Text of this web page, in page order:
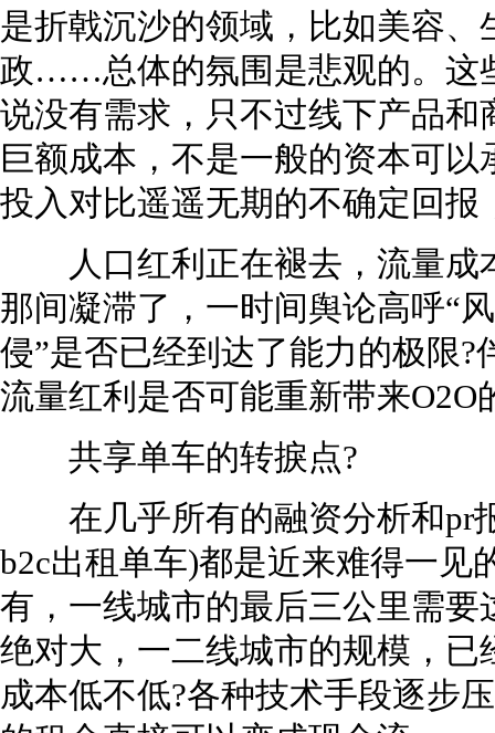
是折戟沉沙的领域，比如美容
政……总体的氛围是悲观的。这
说没有需求，只不过线下产品
巨额成本，不是一般的资本可
投入对比遥遥无期的不确定回
人口红利正在褪去，流量成
那间凝滞了，一时间舆论高呼“
侵”是否已经到达了能力的极限
流量红利是否可能重新带来O2O
共享单车的转捩点?
在几乎所有的融资分析和pr
b2c出租单车)都是近来难得一见
有，一线城市的最后三公里需
绝对大，一二线城市的规模，
成本低不低?各种技术手段逐步